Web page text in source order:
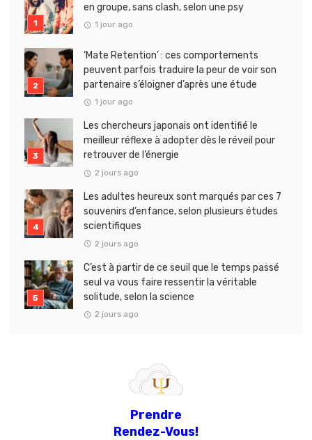
en groupe, sans clash, selon une psy
1 jour ago
‘Mate Retention’ : ces comportements
peuvent parfois traduire la peur de voir son
partenaire s’éloigner d’après une étude
1 jour ago
Les chercheurs japonais ont identifié le
meilleur réflexe à adopter dès le réveil pour
retrouver de l’énergie
2 jours ago
Les adultes heureux sont marqués par ces 7
souvenirs d’enfance, selon plusieurs études
scientifiques
2 jours ago
C’est à partir de ce seuil que le temps passé
seul va vous faire ressentir la véritable
solitude, selon la science
2 jours ago
Prendre
Rendez-Vous!